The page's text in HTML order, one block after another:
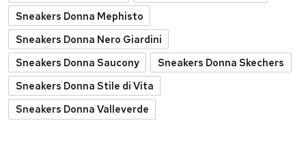
Sneakers Donna Mephisto
Sneakers Donna Nero Giardini
Sneakers Donna Saucony
Sneakers Donna Skechers
Sneakers Donna Stile di Vita
Sneakers Donna Valleverde